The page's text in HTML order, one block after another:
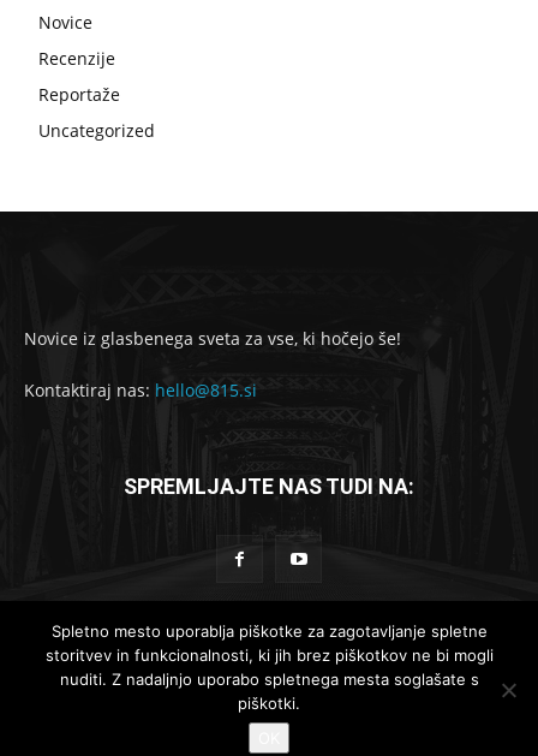
Novice
Recenzije
Reportaže
Uncategorized
Novice iz glasbenega sveta za vse, ki hočejo še!
Kontaktiraj nas: hello@815.si
SPREMLJAJTE NAS TUDI NA:
© 2019-2025 - 815.si
Globalne novice Komad dneva
Koncertno dogajanje
Spletno mesto uporablja piškotke za zagotavljanje spletne
storitvev in funkcionalnosti, ki jih brez piškotkov ne bi mogli
nuditi. Z nadaljnjo uporabo spletnega mesta soglašate s
piškotki.